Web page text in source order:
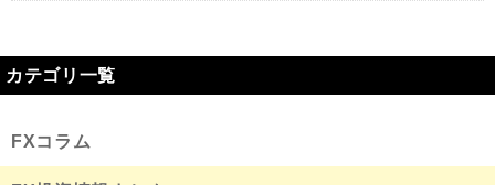
カテゴリ一覧
FXコラム